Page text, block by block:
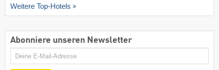
Weitere Top-Hotels
Abonniere unseren Newsletter
E-